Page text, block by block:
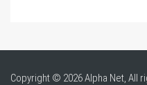
Copyright © 2026 Alpha Net, All